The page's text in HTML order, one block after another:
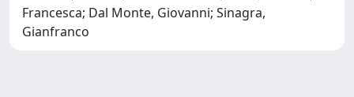
Francesca; Dal Monte, Giovanni; Sinagra,
Gianfranco